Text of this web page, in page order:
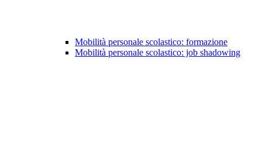
Mobilità personale scolastico: formazione
Mobilità personale scolastico: job shadowing